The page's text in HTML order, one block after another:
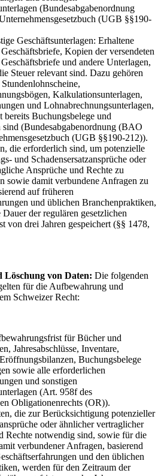
(Bundesabgabenordnung
(UGB §§190-
Geschäftsunterlagen: Erhaltene
Kopien der versendeten
und andere Unterlagen,
Steuer relevant sind. Dazu gehören
Kalkulationsunterlagen,
und Lohnabrechnungsunterlagen,
bereits Buchungsbelege und
sind (Bundesabgabenordnung (BAO
(UGB §§190-212)).
die erforderlich sind, um potenzielle
und Schadensersatzansprüche oder
Ansprüche und Rechte zu
sowie damit verbundene Anfragen zu
auf früheren
und üblichen Branchenpraktiken,
der regulären gesetzlichen
von drei Jahren gespeichert (§§ 1478,
von Daten: Die folgenden
für die Aufbewahrung und
Schweizer Recht:
für Bücher und
Jahresabschlüsse, Inventare,
Buchungsbelege
sowie alle erforderlichen
und sonstigen
(Art. 958f des
Obligationenrechts (OR)).
die zur Berücksichtigung potenzieller
oder ähnlicher vertraglicher
Rechte notwendig sind, sowie für die
verbundener Anfragen, basierend
und den üblichen
werden für den Zeitraum der